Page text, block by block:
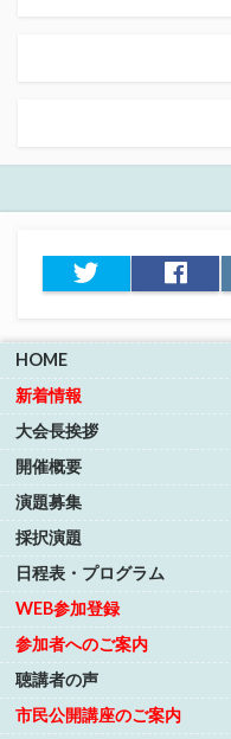
Twitter
HOME
新着情報
大会長挨拶
開催概要
演題募集
採択演題
日程表・プログラム
WEB参加登録
参加者へのご案内
聴講者の声
市民公開講座のご案内